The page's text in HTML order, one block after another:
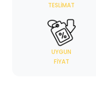
TESLIMAT
UYGUN
FIYAT